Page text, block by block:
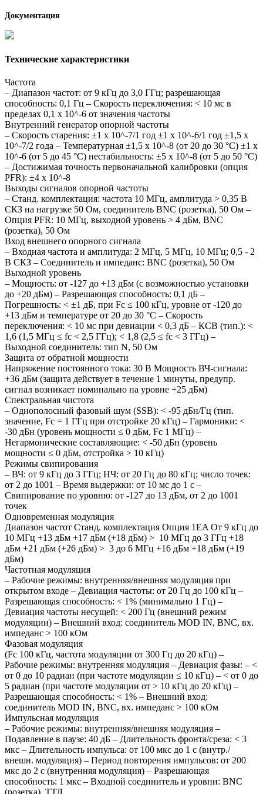
Документация
Технические характеристики
Частота
– Диапазон частот: от 9 кГц до 3,0 ГГц; разрешающая
способность: 0,1 Гц – Скорость переключения: < 10 мс в
пределах 0,1 х 10^-6 от значения частоты
Внутренний генератор опорной частоты
– Скорость старения: ±1 х 10^-7/1 год ±1 х 10^-6/1 год ±1,5 х
10^-7/2 года – Температурная ±1,5 х 10^-8 (от 20 до 30 °C) ±1 х
10^-6 (от 5 до 45 °C) нестабильность: ±5 х 10^-8 (от 5 до 50 °C)
– Достижимая точность первоначальной калибровки (опция
PFR): ±4 х 10^-8
Выходы сигналов опорной частоты
– Станд. комплектация: частота 10 МГц, амплитуда > 0,35 В
СКЗ на нагрузке 50 Ом, соединитель BNC (розетка), 50 Ом –
Опция PFR: 10 МГц, выходной уровень > 4 дБм, BNC
(розетка), 50 Ом
Вход внешнего опорного сигнала
– Входная частота и амплитуда: 2 МГц, 5 МГц, 10 МГц; 0,5 - 2
В СКЗ – Соединитель и импеданс: BNC (розетка), 50 Ом
Выходной уровень
– Мощность: от -127 до +13 дБм (с возможностью установки
до +20 дБм) – Разрешающая способность: 0,1 дБ –
Погрешность: < ±1 дБ, при Fc ≤ 100 кГц, уровне от -120 до
+13 дБм и температуре от 20 до 30 °C – Скорость
переключения: < 10 мс при девиации < 0,3 дБ – КСВ (тип.): <
1,6 (1,5 МГц ≤ fc < 2,5 ГГц); < 1,8 (2,5 ≤ fc < 3 ГГц) –
Выходной соединитель: тип N, 50 Ом
Защита от обратной мощности
Напряжение постоянного тока: 30 В Мощность ВЧ-сигнала:
+36 дБм (защита действует в течение 1 минуты, предупр.
сигнал возникает номинально на уровне +25 дБм)
Спектральная чистота
– Однополосный фазовый шум (SSB): < -95 дБн/Гц (тип.
значение, Fc = 1 ГГц при отстройке 20 кГц) – Гармоники: <
-30 дБн (уровень мощности ≤ 0 дБм, Fc 1 МГц) –
Негармонические составляющие: < -50 дБн (уровень
мощности ≤ 0 дБм, отстройка > 10 кГц)
Режимы свипирования
– ВЧ: от 9 кГц до 3 ГГц; НЧ: от 20 Гц до 80 кГц; число точек:
от 2 до 1001 – Время выдержки: от 10 мс до 1 с –
Свипирование по уровню: от -127 до 13 дБм, от 2 до 1001
точек
Одновременная модуляция
Диапазон частот Станд. комплектация Опция 1EA От 9 кГц до
10 МГц +13 дБм +17 дБм (+18 дБм) > 10 МГц до 3 ГГц +18
дБм +21 дБм (+26 дБм) > 3 до 6 МГц +16 дБм +18 дБм (+19
дБм)
Частотная модуляция
– Рабочие режимы: внутренняя/внешняя модуляция при
открытом входе – Девиация частоты: от 20 Гц до 100 кГц –
Разрешающая способность: < 1% (минимально 1 Гц) –
Девиация частоты несущей: < 200 Гц (внешний режим
модуляции) – Внешний вход: соединитель MOD IN, BNC, вх.
импеданс > 100 кОм
Фазовая модуляция
(Fc 100 кГц, частота модуляции от 300 Гц до 20 кГц) –
Рабочие режимы: внутренняя модуляция – Девиация фазы: – <
от 0 до 10 радиан (при частоте модуляции ≤ 10 кГц) – < от 0 до
5 радиан (при частоте модуляции от > 10 кГц до 20 кГц) –
Разрешающая способность: < 1% – Внешний вход:
cоединитель MOD IN, BNC, вх. импеданс > 100 кОм
Импульсная модуляция
– Рабочие режимы: внутренняя/внешняя модуляция –
Подавление в паузе: 40 дБ – Длительность фронта/среза: < 3
мкс – Длительность импульса: от 100 мкс до 1 с (внутр./
внешн. модуляция) – Период повторения импульсов: от 200
мкс до 2 с (внутренняя модуляция) – Разрешающая
способность: 1 мкс – Входной соединитель и уровни: BNC